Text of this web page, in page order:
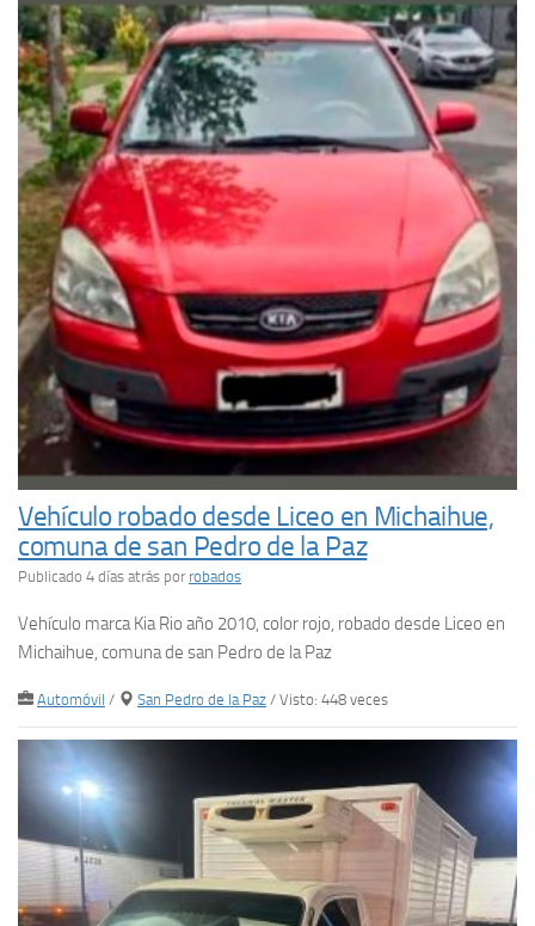
Vehículo robado desde Liceo en Michaihue,
comuna de san Pedro de la Paz
Publicado 4 días atrás por robados
Vehículo marca Kia Rio año 2010, color rojo, robado desde Liceo en
Michaihue, comuna de san Pedro de la Paz
Automóvil / San Pedro de la Paz / Visto: 448 veces